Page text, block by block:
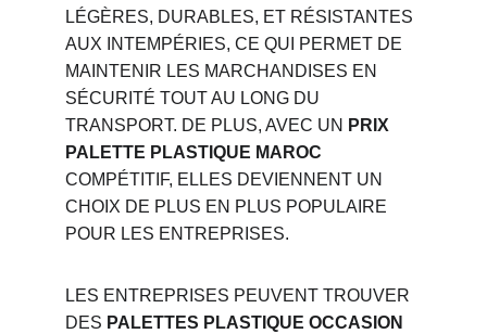
LÉGÈRES, DURABLES, ET RÉSISTANTES
AUX INTEMPÉRIES, CE QUI PERMET DE
MAINTENIR LES MARCHANDISES EN
SÉCURITÉ TOUT AU LONG DU
TRANSPORT. DE PLUS, AVEC UN PRIX
PALETTE PLASTIQUE MAROC
COMPÉTITIF, ELLES DEVIENNENT UN
CHOIX DE PLUS EN PLUS POPULAIRE
POUR LES ENTREPRISES.
LES ENTREPRISES PEUVENT TROUVER
DES PALETTES PLASTIQUE OCCASION